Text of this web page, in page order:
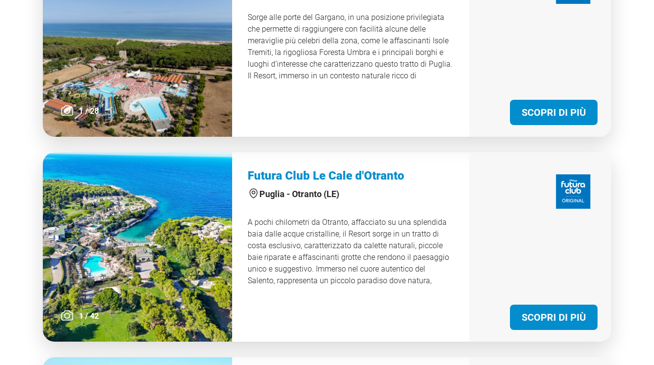
e respirare la sua atmosfera mediterranea è un’esperienza
che rimane nel cuore. CIN IT090003A1000F2515
1/28
Sorge alle porte del Gargano, in una posizione privilegiata
che permette di raggiungere con facilità alcune delle
meraviglie più celebri della zona, come le affascinanti Isole
Tremiti, la rigogliosa Foresta Umbra e i principali borghi e
luoghi d’interesse che caratterizzano questo tratto di Puglia.
Il Resort, immerso in un contesto naturale ricco di
relax e comodità.
CIN IT071027A100116753
SCOPRI DI PIÙ
1/42
Futura Club Le Cale d'Otranto
Puglia -Otranto (LE)
A pochi chilometri da Otranto, affacciato su una splendida
baia dalle acque cristalline, il Resort sorge in un tratto di
costa esclusivo, caratterizzato da calette naturali, piccole
baie riparate e affascinanti grotte che rendono il paesaggio
unico e suggestivo. Immerso nel cuore autentico del
Salento, rappresenta un piccolo paradiso dove natura,
SCOPRI DI PIÙ